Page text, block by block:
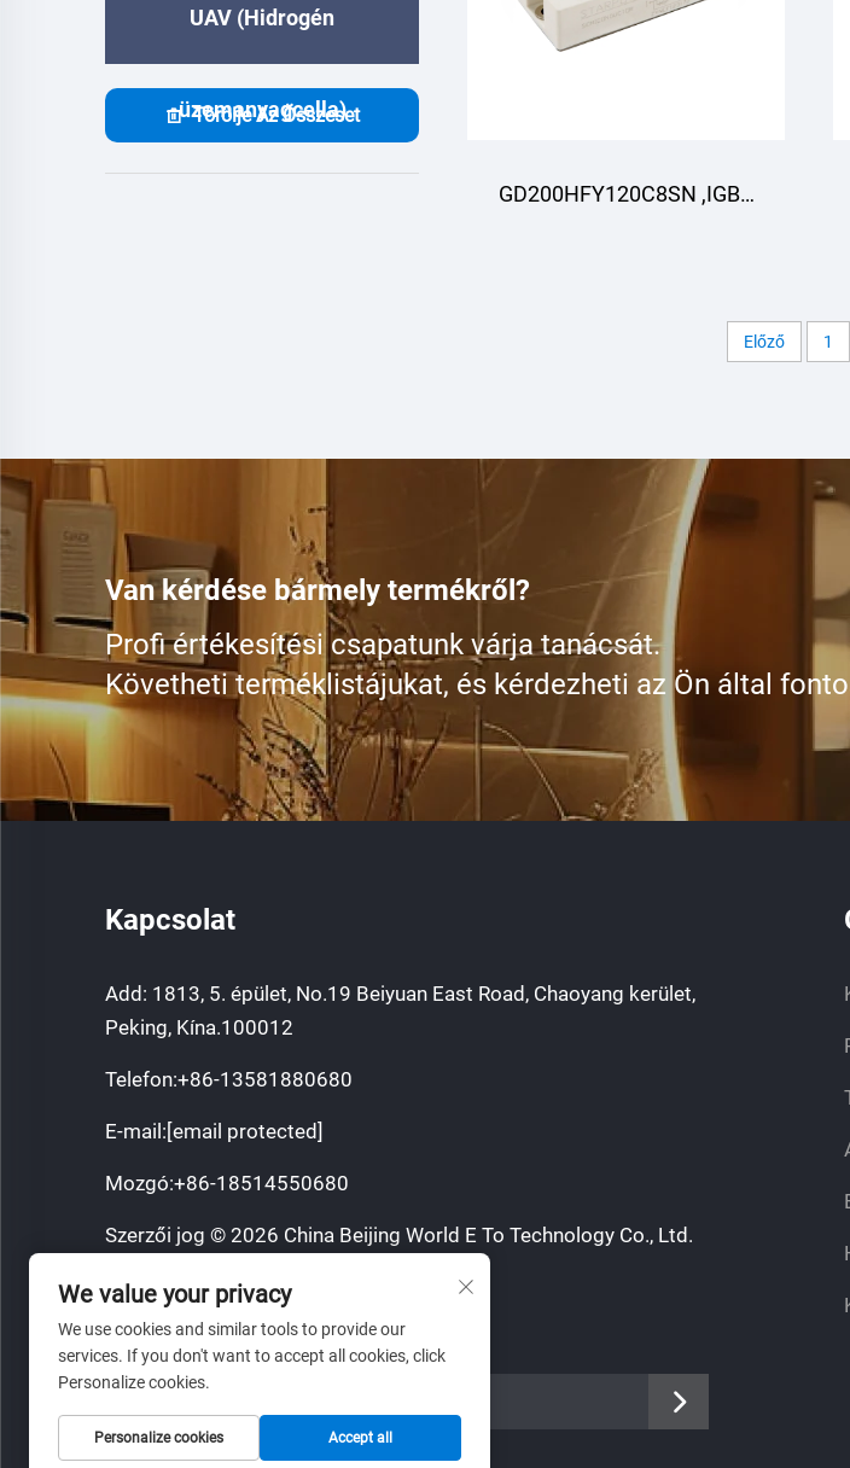
UAV (Hidrogén
üzemanyagcella)
Törölje Az Összeset
GD200HFY120C8SN ,IGBT
Előző 1
Van kérdése bármely termékről?
Profi értékesítési csapatunk várja tanácsát.
Követheti terméklistájukat, és kérdezheti az Ön által
Kapcsolat
Add: 1813, 5. épület, No.19 Beiyuan East Road, Chaoyang kerület,
Peking, Kína.100012
Telefon:+86-13581880680
E-mail: [email protected]
Mozgó:+86-18514550680
Szerzői jog © 2026 China Beijing World E To Technology Co., Ltd.
Adatvédelmi irányelvek
We value your privacy
We use cookies and similar tools to provide our
services. If you don't want to accept all cookies, click
Personalize cookies.
Personalize cookies Accept all